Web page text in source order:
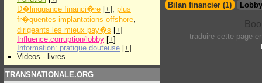
D�linquance financi�re [+], plus
fr�quentes implantations offshore,
dirigeants les mieux pay�s [+]
Influence:corruption/lobby [+]
Information: pratique douteuse [+]
Videos - livres
TRANSNATIONALE.ORG
Bilan financier (1)
traduire cette page